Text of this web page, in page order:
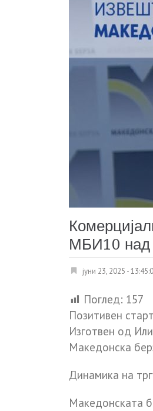
МБИ10 над
јуни 23, 2025 -
Поглед: 157
Позитивен
Изготвен од
Македонска
Динамика на
Македонската